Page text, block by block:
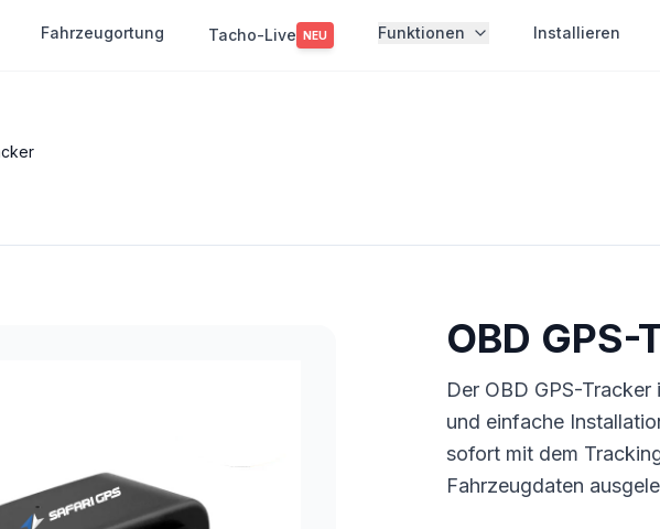
Fahrzeugortung Tacho-Live NEU Funktionen Installieren
OBD GPS-
Der OBD GPS-
und einfache
sofort mit dem
Fahrzeugdaten